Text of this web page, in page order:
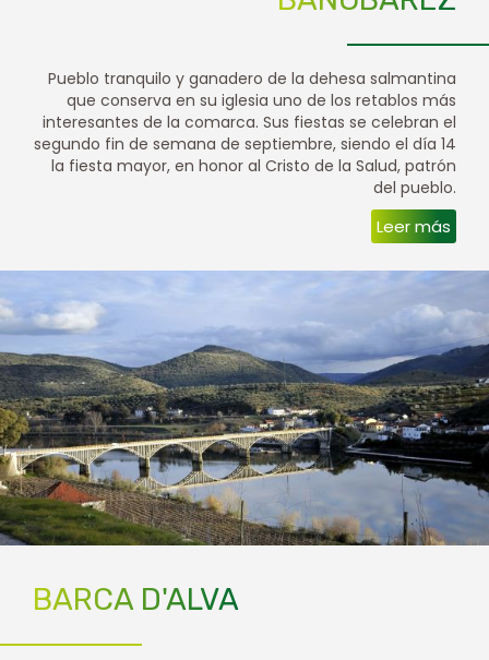
Pueblo tranquilo y ganadero de la dehesa salmantina
que conserva en su iglesia uno de los retablos más
interesantes de la comarca. Sus fiestas se celebran el
segundo fin de semana de septiembre, siendo el día 14
la fiesta mayor, en honor al Cristo de la Salud, patrón
del pueblo.
Leer más
BARCA D'ALVA